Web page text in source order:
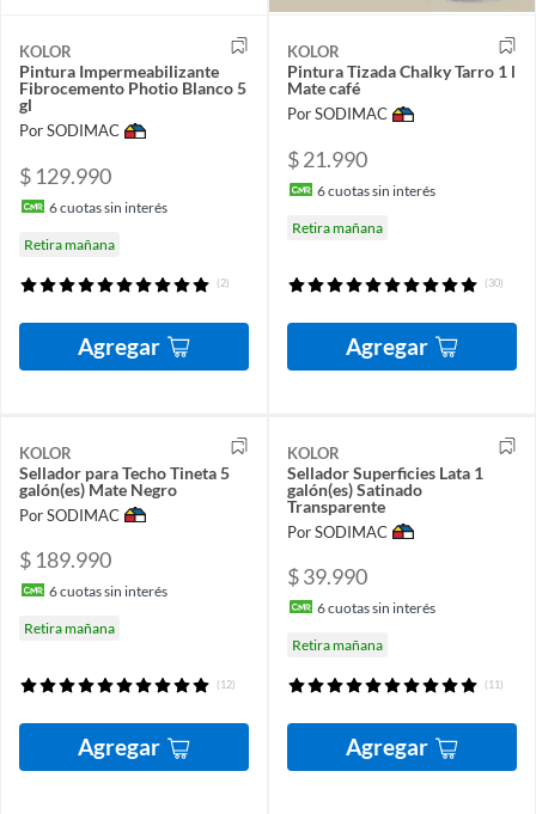
KOLOR
Pintura Impermeabilizante
Fibrocemento Photio Blanco 5
gl
Por SODIMAC
$ 129.990
6cuotas sin interés
Retira mañana
(2)
Agregar
KOLOR
Pintura Tizada Chalky Tarro 1 l
Mate café
Por SODIMAC
$ 21.990
6cuotas sin interés
Retira mañana
(30)
Agregar
KOLOR
Sellador para Techo Tineta 5
galón(es) Mate Negro
Por SODIMAC
$ 189.990
6cuotas sin interés
Retira mañana
(12)
Agregar
KOLOR
Sellador Superficies Lata 1
galón(es) Satinado
Transparente
Por SODIMAC
$ 39.990
6cuotas sin interés
Retira mañana
(11)
Agregar